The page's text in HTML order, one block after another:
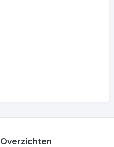
Overzichten